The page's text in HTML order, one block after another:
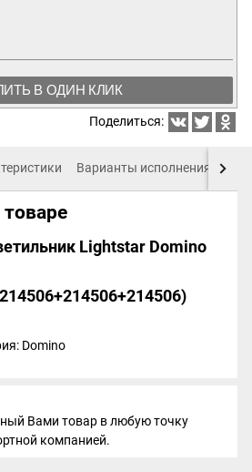
В ОДИН КЛИК
Поделиться:
Варианты исполнения
Lightstar Domino
Domino
Вами товар в любую точку
компанией.